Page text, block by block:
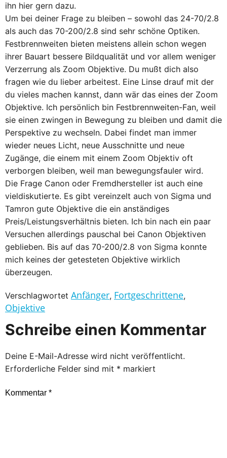
ihn hier gern dazu.
Um bei deiner Frage zu bleiben – sowohl das 24-70/2.8
als auch das 70-200/2.8 sind sehr schöne Optiken.
Festbrennweiten bieten meistens allein schon wegen
ihrer Bauart bessere Bildqualität und vor allem weniger
Verzerrung als Zoom Objektive. Du mußt dich also
fragen wie du lieber arbeitest. Eine Linse drauf mit der
du vieles machen kannst, dann wär das eines der Zoom
Objektive. Ich persönlich bin Festbrennweiten-Fan, weil
sie einen zwingen in Bewegung zu bleiben und damit die
Perspektive zu wechseln. Dabei findet man immer
wieder neues Licht, neue Ausschnitte und neue
Zugänge, die einem mit einem Zoom Objektiv oft
verborgen bleiben, weil man bewegungsfauler wird.
Die Frage Canon oder Fremdhersteller ist auch eine
vieldiskutierte. Es gibt vereinzelt auch von Sigma und
Tamron gute Objektive die ein anständiges
Preis/Leistungsverhältnis bieten. Ich bin nach ein paar
Versuchen allerdings pauschal bei Canon Objektiven
geblieben. Bis auf das 70-200/2.8 von Sigma konnte
mich keines der getesteten Objektive wirklich
überzeugen.
Verschlagwortet Anfänger, Fortgeschrittene,
Objektive
Schreibe einen Kommentar
Deine E-Mail-Adresse wird nicht veröffentlicht.
Erforderliche Felder sind mit * markiert
Kommentar *